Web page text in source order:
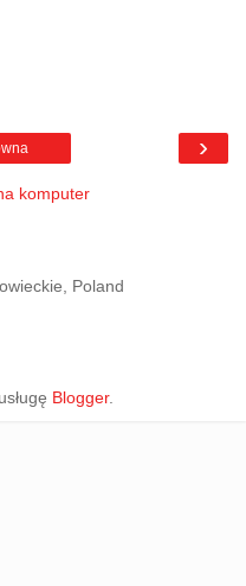
›
komputer
Poland
Blogger.